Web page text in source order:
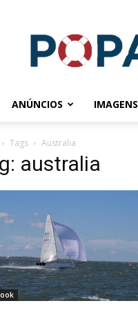
ANÚNCIOS IMAGENS
Tags Australia
australia